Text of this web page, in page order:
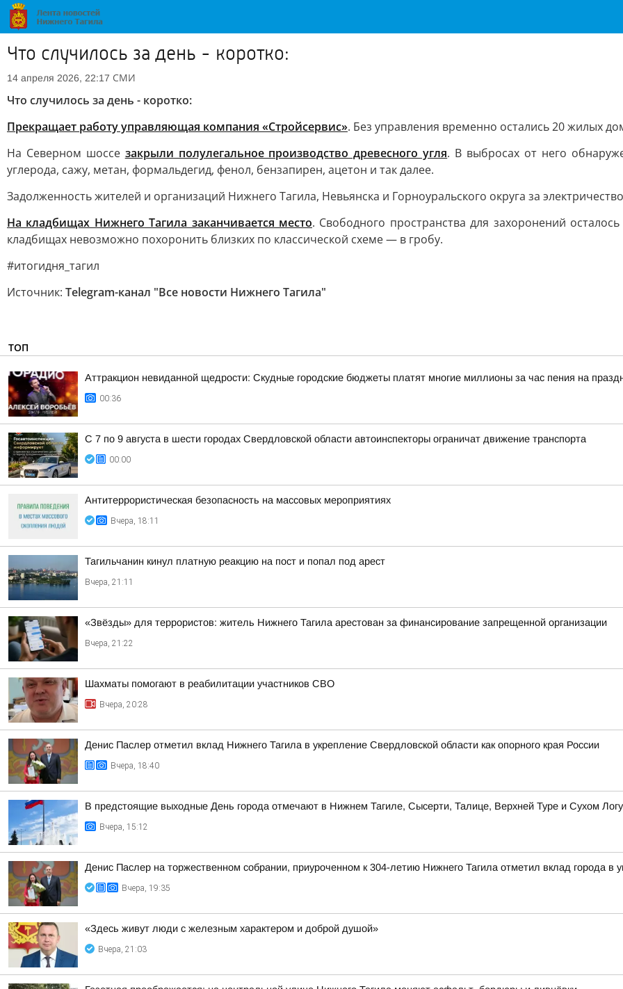
Что случилось за день - коротко:
14 апреля 2026, 22:17 СМИ
Что случилось за день - коротко:
Прекращает работу управляющая компания «Стройсервис». Без управления временно остались 20 жилых
На Северном шоссе закрыли полулегальное производство древесного угля. В выбросах от него
углерода, сажу, метан, формальдегид, фенол, бензапирен, ацетон и так далее.
Задолженность жителей и организаций Нижнего Тагила, Невьянска и Горноуральского округа за электричество
На кладбищах Нижнего Тагила заканчивается место. Свободного пространства для захоронений
кладбищах невозможно похоронить близких по классической схеме — в гробу.
#итогидня_тагил
Источник: Telegram-канал "Все новости Нижнего Тагила"
ТОП
Аттракцион невиданной щедрости: Скудные городские бюджеты платят многие миллионы за час пения на
00:36
С 7 по 9 августа в шести городах Свердловской области автоинспекторы ограничат движение транспорта
00:00
Антитеррористическая безопасность на массовых мероприятиях
Вчера, 18:11
Тагильчанин кинул платную реакцию на пост и попал под арест
Вчера, 21:11
«Звёзды» для террористов: житель Нижнего Тагила арестован за финансирование запрещенной организации
Вчера, 21:22
Шахматы помогают в реабилитации участников СВО
Вчера, 20:28
Денис Паслер отметил вклад Нижнего Тагила в укрепление Свердловской области как опорного края России
Вчера, 18:40
В предстоящие выходные День города отмечают в Нижнем Тагиле, Сысерти, Талице, Верхней Туре и Сухом Логу
Вчера, 15:12
Денис Паслер на торжественном собрании, приуроченном к 304-летию Нижнего Тагила отметил вклад города в
Вчера, 19:35
«Здесь живут люди с железным характером и доброй душой»
Вчера, 21:03